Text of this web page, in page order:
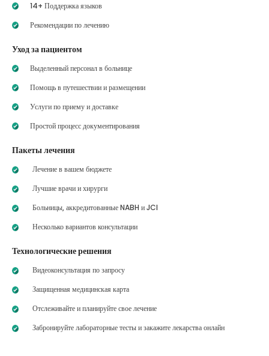
14+ Поддержка языков
Рекомендации по лечению
Уход за пациентом
Выделенный персонал в больнице
Помощь в путешествии и размещении
Услуги по приему и доставке
Простой процесс документирования
Пакеты лечения
Лечение в вашем бюджете
Лучшие врачи и хирурги
Больницы, аккредитованные NABH и JCI
Несколько вариантов консультации
Технологические решения
Видеоконсультация по запросу
Защищенная медицинская карта
Отслеживайте и планируйте свое лечение
Забронируйте лабораторные тесты и закажите лекарства онлайн